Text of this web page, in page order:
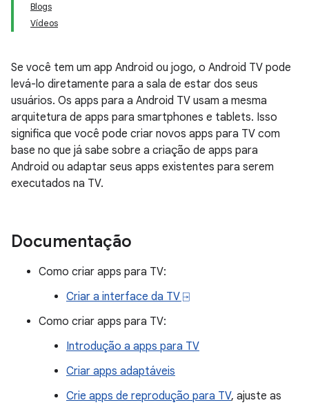
Blogs
Vídeos
Se você tem um app Android ou jogo, o Android TV pode
levá-lo diretamente para a sala de estar dos seus
usuários. Os apps para a Android TV usam a mesma
arquitetura de apps para smartphones e tablets. Isso
significa que você pode criar novos apps para TV com
base no que já sabe sobre a criação de apps para
Android ou adaptar seus apps existentes para serem
executados na TV.
Documentação
Como criar apps para TV:
Criar a interface da TV ⍈
Como criar apps para TV:
Introdução a apps para TV
Criar apps adaptáveis
Crie apps de reprodução para TV, ajuste as